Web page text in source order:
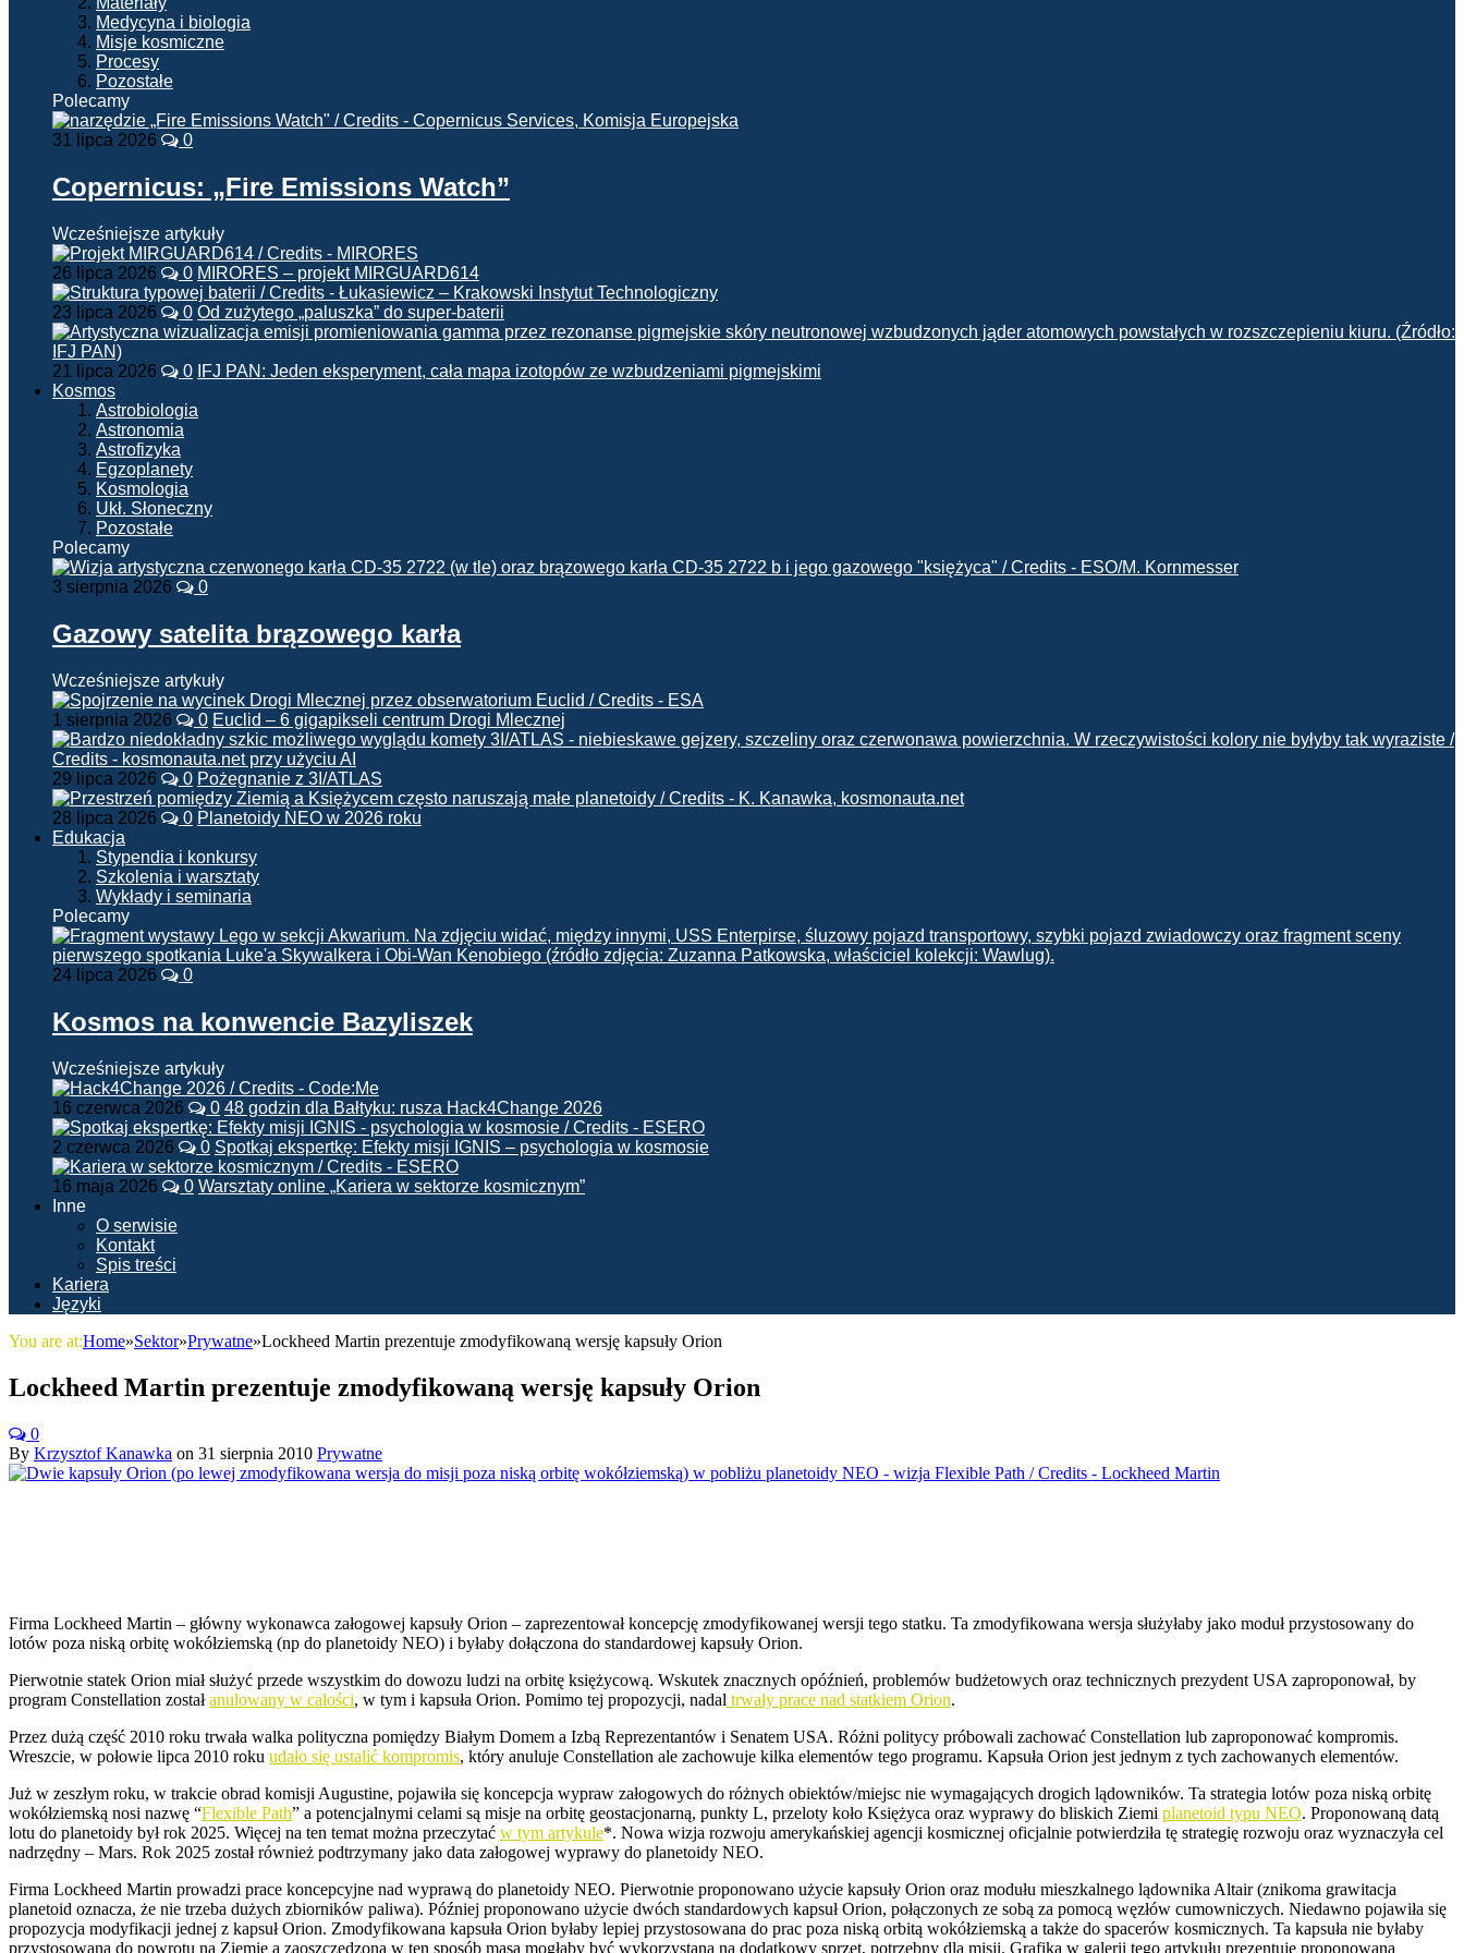
Medycyna i biologia
Misje kosmiczne
Procesy
Pozostałe
Polecamy
31 lipca 2026 0
Copernicus: „Fire Emissions Watch”
Wcześniejsze artykuły
26 lipca 2026 0 MIRORES – projekt MIRGUARD614
23 lipca 2026 0 Od zużytego „paluszka” do super-baterii
21 lipca 2026 0 IFJ PAN: Jeden eksperyment, cała mapa izotopów ze wzbudzeniami pigmejskimi
Kosmos
Astrobiologia
Astronomia
Astrofizyka
Egzoplanety
Kosmologia
Ukł. Słoneczny
Pozostałe
Polecamy
3 sierpnia 2026 0
Gazowy satelita brązowego karła
Wcześniejsze artykuły
1 sierpnia 2026 0 Euclid – 6 gigapikseli centrum Drogi Mlecznej
29 lipca 2026 0 Pożegnanie z 3I/ATLAS
28 lipca 2026 0 Planetoidy NEO w 2026 roku
Edukacja
Stypendia i konkursy
Szkolenia i warsztaty
Wykłady i seminaria
Polecamy
24 lipca 2026 0
Kosmos na konwencie Bazyliszek
Wcześniejsze artykuły
16 czerwca 2026 0 48 godzin dla Bałtyku: rusza Hack4Change 2026
2 czerwca 2026 0 Spotkaj ekspertkę: Efekty misji IGNIS – psychologia w kosmosie
16 maja 2026 0 Warsztaty online „Kariera w sektorze kosmicznym”
Inne
O serwisie
Kontakt
Spis treści
Kariera
Języki
You are at:Home»Sektor»Prywatne»Lockheed Martin prezentuje zmodyfikowaną wersję kapsuły Orion
Lockheed Martin prezentuje zmodyfikowaną wersję kapsuły Orion
0
By Krzysztof Kanawka on 31 sierpnia 2010 Prywatne
Firma Lockheed Martin – główny wykonawca załogowej kapsuły Orion – zaprezentował koncepcję zmodyfikowanej wersji tego statku. Ta zmodyfikowana wersja służyłaby jako moduł przystosowany do
lotów poza niską orbitę wokółziemską (np do planetoidy NEO) i byłaby dołączona do standardowej kapsuły Orion.
Pierwotnie statek Orion miał służyć przede wszystkim do dowozu ludzi na orbitę księżycową. Wskutek znacznych opóźnień, problemów budżetowych oraz technicznych prezydent USA zaproponował, by
program Constellation zostałanulowany w całości, w tym i kapsuła Orion. Pomimo tej propozycji, nadal trwały prace nad statkiem Orion.
Przez dużą część 2010 roku trwała walka polityczna pomiędzy Białym Domem a Izbą Reprezentantów i Senatem USA. Różni politycy próbowali zachować Constellation lub zaproponować kompromis.
Wreszcie, w połowie lipca 2010 roku udało się ustalić kompromis, który anuluje Constellation ale zachowuje kilka elementów tego programu. Kapsuła Orion jest jednym z tych zachowanych elementów.
Już w zeszłym roku, w trakcie obrad komisji Augustine, pojawiła się koncepcja wypraw załogowych do różnych obiektów/miejsc nie wymagających drogich lądowników. Ta strategia lotów poza niską orbitę
wokółziemską nosi nazwę “Flexible Path” a potencjalnymi celami są misje na orbitę geostacjonarną, punkty L, przeloty koło Księżyca oraz wyprawy do bliskich Ziemi planetoid typu NEO. Proponowaną datą
lotu do planetoidy był rok 2025. Więcej na ten temat można przeczytać w tym artykule*. Nowa wizja rozwoju amerykańskiej agencji kosmicznej oficjalnie potwierdziła tę strategię rozwoju oraz wyznaczyła cel
nadrzędny – Mars. Rok 2025 został również podtrzymany jako data załogowej wyprawy do planetoidy NEO.
Firma Lockheed Martin prowadzi prace koncepcyjne nad wyprawą do planetoidy NEO. Pierwotnie proponowano użycie kapsuły Orion oraz modułu mieszkalnego lądownika Altair (znikoma grawitacja
planetoid oznacza, że nie trzeba dużych zbiorników paliwa). Później proponowano użycie dwóch standardowych kapsuł Orion, połączonych ze sobą za pomocą węzłów cumowniczych. Niedawno pojawiła się
propozycja modyfikacji jednej z kapsuł Orion. Zmodyfikowana kapsuła Orion byłaby lepiej przystosowana do prac poza niską orbitą wokółziemską a także do spacerów kosmicznych. Ta kapsuła nie byłaby
przystosowana do powrotu na Ziemię a zaoszczędzona w ten sposób masa mogłaby być wykorzystana na dodatkowy sprzęt, potrzebny dla misji. Grafika w galerii tego artykułu prezentuje proponowaną